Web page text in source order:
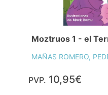
Moztruos 1 - el
MAÑAS ROMERO,
PVP. 10,95€